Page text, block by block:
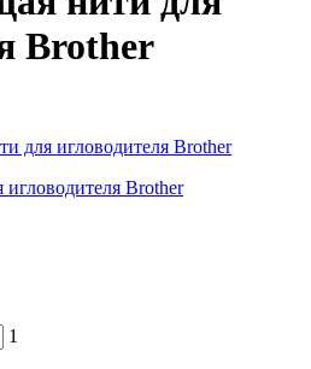
Brother
1